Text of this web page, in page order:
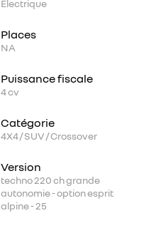
Électrique
Places
NA
Puissance fiscale
4cv
Catégorie
4X4 / SUV / Crossover
Version
techno 220 ch grande
autonomie - option esprit
alpine - 25